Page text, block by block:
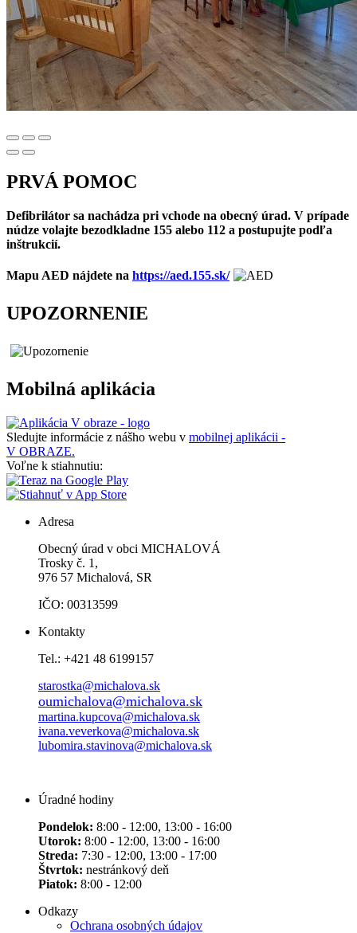
PRVÁ POMOC
Defibrilátor sa nachádza pri vchode na obecný úrad. V prípade
núdze volajte bezodkladne 155 alebo 112 a postupujte podľa
inštrukcií.
Mapu AED nájdete na https://aed.155.sk/
UPOZORNENIE
Mobilná aplikácia
Sledujte informácie z nášho webu v mobilnej aplikácii -
V OBRAZE.
Voľne k stiahnutiu:
Adresa
Obecný úrad v obci MICHALOVÁ
Trosky č. 1,
976 57 Michalová, SR
IČO: 00313599
Kontakty
Tel.: +421 48 6199157
starostka@michalova.sk
oumichalova@michalova.sk
martina.kupcova@michalova.sk
ivana.veverkova@michalova.sk
lubomira.stavinova@michalova.sk
Úradné hodiny
Pondelok: 8:00 - 12:00, 13:00 - 16:00
Utorok: 8:00 - 12:00, 13:00 - 16:00
Streda: 7:30 - 12:00, 13:00 - 17:00
Štvrtok: nestránkový deň
Piatok: 8:00 - 12:00
Odkazy
Ochrana osobných údajov